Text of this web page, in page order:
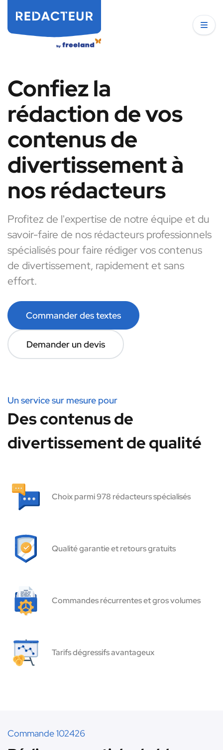
Confiez la
rédaction de vos
contenus de
divertissement à
nos rédacteurs
Profitez de l'expertise de notre équipe et du
savoir-faire de nos rédacteurs professionnels
spécialisés pour faire rédiger vos contenus
de divertissement, rapidement et sans
effort.
Commander des textes
Demander un devis
Un service sur mesure pour
Des contenus de
divertissement de qualité
Choix parmi 978 rédacteurs spécialisés
Qualité garantie et retours gratuits
Commandes récurrentes et gros volumes
Tarifs dégressifs avantageux
Commande 102426